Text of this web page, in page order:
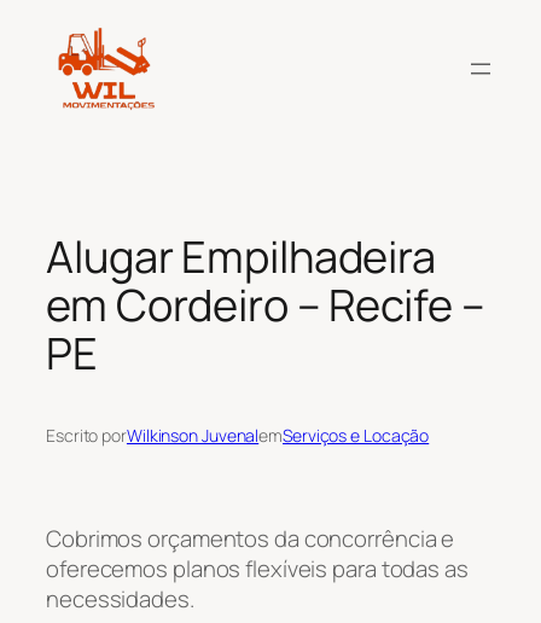
conteúdo
Alugar Empilhadeira
em Cordeiro – Recife –
PE
Escrito porWilkinson JuvenalemServiços e Locação
Cobrimos orçamentos da concorrência e
oferecemos planos flexíveis para todas as
necessidades.